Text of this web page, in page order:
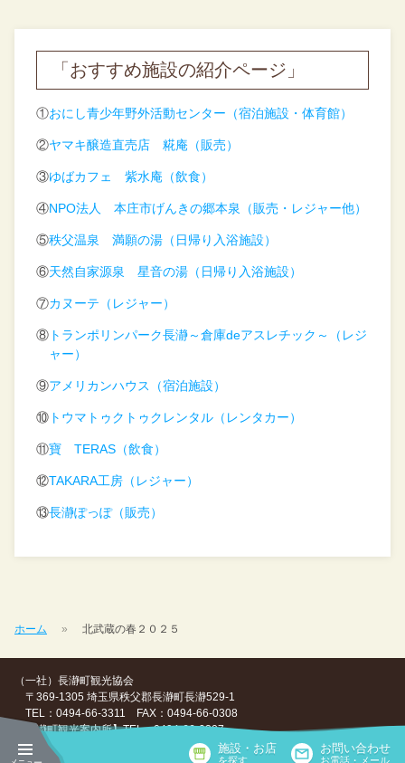
施設・お店
を探す
お問い合わせ
お電話・メール
「おすすめ施設の紹介ページ」
①おにし青少年野外活動センター（宿泊施設・体育館）
②ヤマキ醸造直売店 糀庵（販売）
③ゆばカフェ 紫水庵（飲食）
④NPO法人 本庄市げんきの郷本泉（販売・レジャー他）
⑤秩父温泉 満願の湯（日帰り入浴施設）
⑥天然自家源泉 星音の湯（日帰り入浴施設）
⑦カヌーテ（レジャー）
⑧ トランポリンパーク長瀞～倉庫deアスレチック～（レジ
ャー）
⑨アメリカンハウス（宿泊施設）
⑩ トウマトゥクトゥクレンタル（レンタカー）
⑪寶 TERAS（飲食）
⑫TAKARA工房（レジャー）
⑬長瀞ぽっぽ（販売）
ホーム 北武蔵の春２０２５
（一社）長瀞町観光協会
〒369-1305 埼玉県秩父郡長瀞町長瀞529-1
TEL：0494-66-3311 FAX：0494-66-0308
【長瀞町観光案内所】TEL：0494-66-0307
Copyright ©（一社）長瀞町観光協会, All Rights Reserved.